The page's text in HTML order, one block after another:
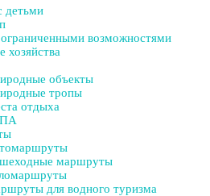
детьми
возможностями
хозяйства
объекты
тропы
отдыха
маршруты
для водного туризма